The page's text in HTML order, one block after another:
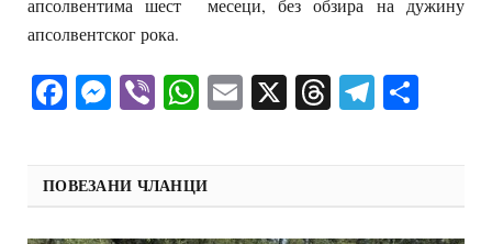
апсолвентског рока.
Facebook
Messenger
ViberWhatsApp
Email
X Threads
ПОВЕЗАНИ ЧЛАНЦИ